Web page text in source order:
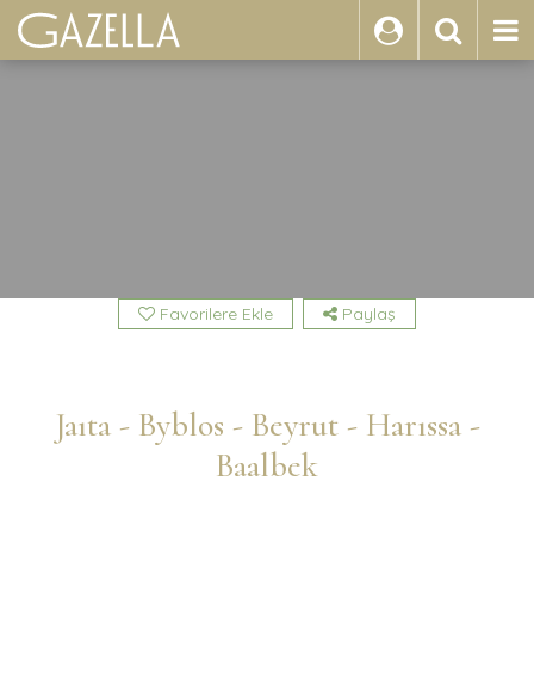
ARA
Favorilere Ekle Paylaş
Jaıta - Byblos - Beyrut - Harıssa -
Baalbek